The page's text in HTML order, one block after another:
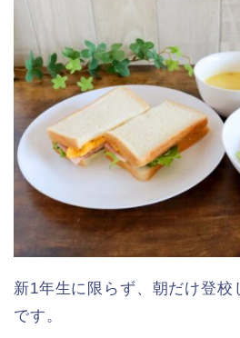
新1年生に限らず、朝だけ登校
です。